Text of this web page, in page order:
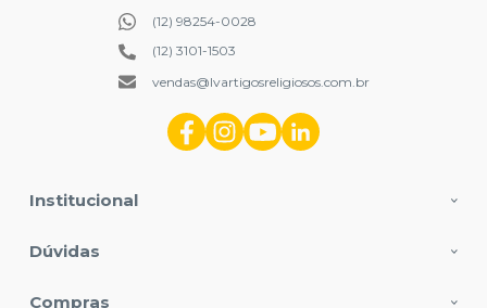
Institucional
Dúvidas
Compras
(12) 98254-0028
(12) 3101-1503
vendas@lvartigosreligiosos.com.br